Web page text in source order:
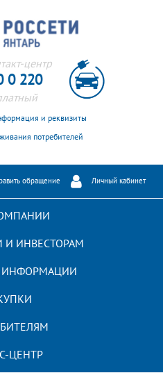
центр
0 220
и реквизиты
потребителей
И ИНВЕСТОРАМ
ИНФОРМАЦИИ
ЦЕНТР
обращение Личный кабинет
ПРИСОЕДИНЕНИЕ
РЭС — победитель летней спартакиады
ПОБЕДИТЕЛЬ